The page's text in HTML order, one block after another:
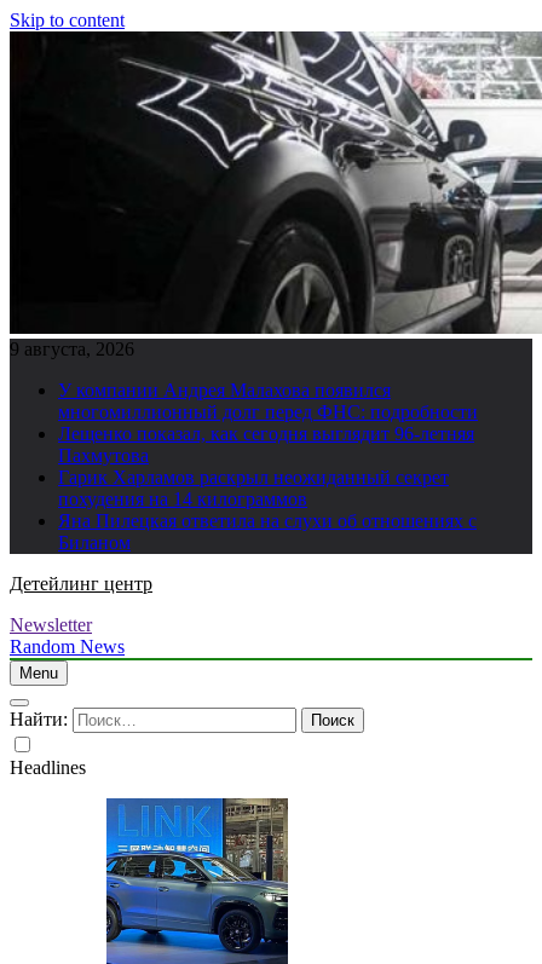
Skip to content
9 августа, 2026
У компании Андрея Малахова появился
многомиллионный долг перед ФНС: подробности
Лещенко показал, как сегодня выглядит 96-летняя
Пахмутова
Гарик Харламов раскрыл неожиданный секрет
похудения на 14 килограммов
Яна Пилецкая ответила на слухи об отношениях с
Биланом
Детейлинг центр
Newsletter
Random News
Menu
Найти:
Headlines